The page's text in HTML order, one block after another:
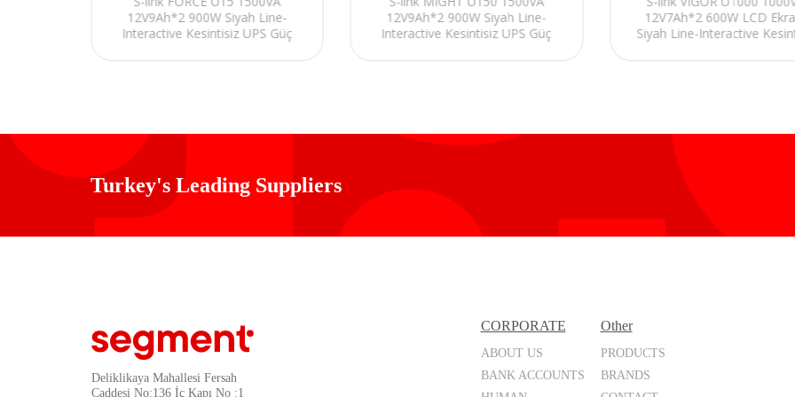
12V9Ah*2 900W Siyah Line-
Interactive Kesintisiz UPS Güç
12V9Ah*2 900W Siyah Line-
Interactive Kesintisiz UPS Güç
12V7Ah*2 600W LCD
Siyah Line-Interactive
Turkey's Leading Suppliers
Deliklikaya Mahallesi Fersah
Caddesi No:136 İç Kapı No :1
CORPORATE
ABOUT US
BANK ACCOUNTS
Other
PRODUCTS
BRANDS